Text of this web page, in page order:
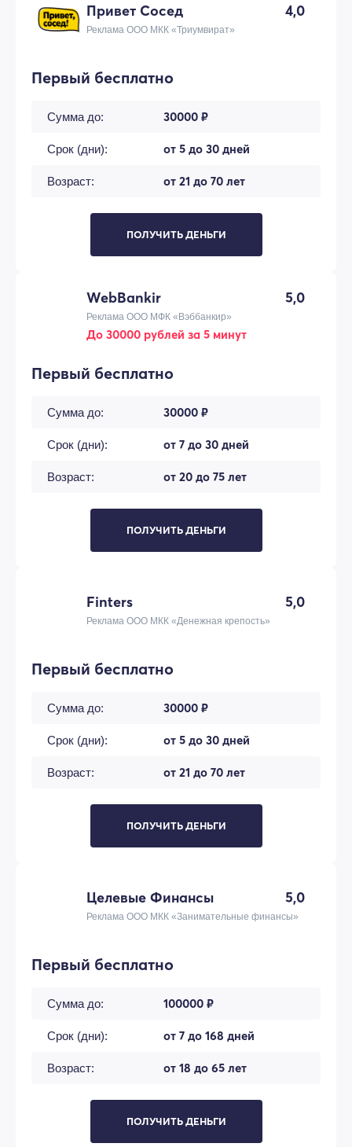
Привет Сосед 4,0
Реклама ООО МКК «Триумвират»
Первый бесплатно
Сумма до: 30000 ₽
Срок (дни): от 5 до 30 дней
Возраст: от 21 до 70 лет
ПОЛУЧИТЬ ДЕНЬГИ
WebBankir 5,0
Реклама ООО МФК «Вэббанкир»
До 30000 рублей за 5 минут
Первый бесплатно
Сумма до: 30000 ₽
Срок (дни): от 7 до 30 дней
Возраст: от 20 до 75 лет
ПОЛУЧИТЬ ДЕНЬГИ
Finters 5,0
Реклама ООО МКК «Денежная крепость»
Первый бесплатно
Сумма до: 30000 ₽
Срок (дни): от 5 до 30 дней
Возраст: от 21 до 70 лет
ПОЛУЧИТЬ ДЕНЬГИ
Целевые Финансы 5,0
Реклама ООО МКК «Занимательные финансы»
Первый бесплатно
Сумма до: 100000 ₽
Срок (дни): от 7 до 168 дней
Возраст: от 18 до 65 лет
ПОЛУЧИТЬ ДЕНЬГИ